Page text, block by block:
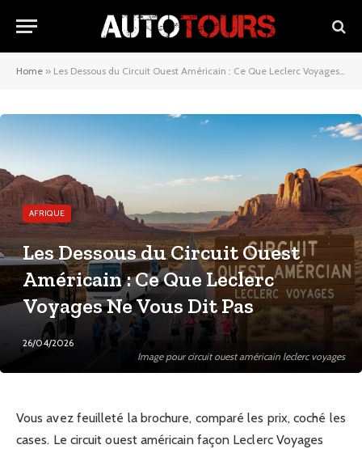
Home » Les Dessous du Circuit Ouest Américain : Ce Que Leclerc Voyages Ne Vous Dit Pas
Image pour circuit ouest américain leclerc voyages
AFRIQUE
Les Dessous du Circuit Ouest
Américain : Ce Que Leclerc
Voyages Ne Vous Dit Pas
26/04/2026
Vous avez feuilleté la brochure, comparé les prix, coché les
cases. Le circuit ouest américain façon Leclerc Voyages